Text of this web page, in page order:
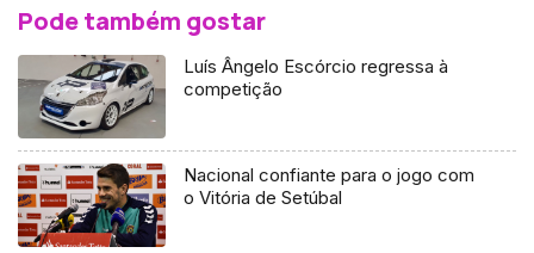
Pode também gostar
Luís Ângelo Escórcio regressa à
competição
Nacional confiante para o jogo com
o Vitória de Setúbal